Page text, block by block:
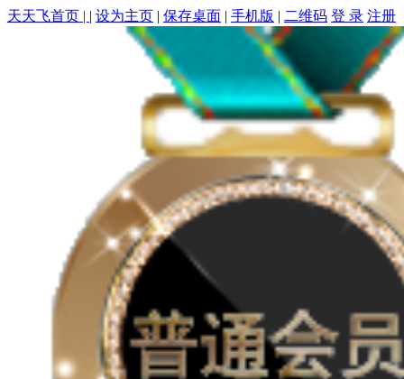
天天飞首页 | | 设为主页 | 保存桌面 | 手机版 | 二维码 登 录 注册